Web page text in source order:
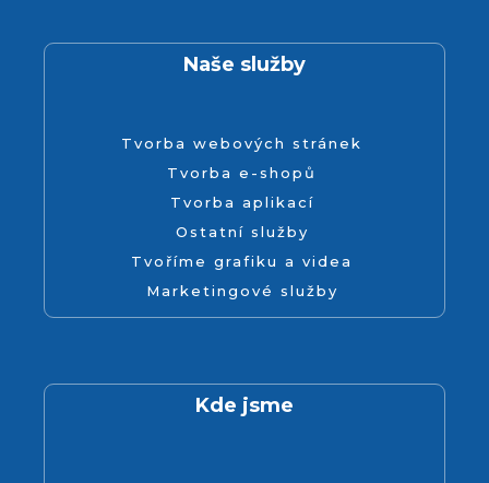
Naše služby
Tvorba webových stránek
Tvorba e-shopů
Tvorba aplikací
Ostatní služby
Tvoříme grafiku a videa
Marketingové služby
Kde jsme